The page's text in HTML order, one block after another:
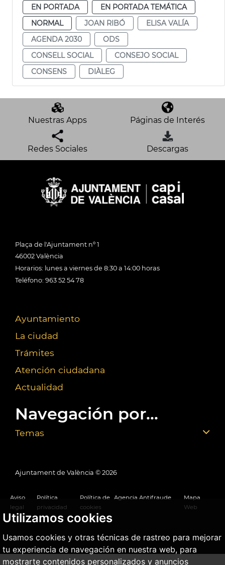
Utilizamos cookies
Usamos cookies y otras técnicas de rastreo para mejorar
tu experiencia de navegación en nuestra web, para
mostrarte contenidos personalizados y anuncios
EN PORTADA
EN PORTADA TEMÁTICA
NORMAL
JOAN RIBÓ
ELISA VALÍA
AGENDA 2030
ODS
CONSELL SOCIAL
CONSEJO SOCIAL
CONSENS
DIÀLEG
Nuestras Apps Páginas de Interés
Redes Sociales Descargas
Plaça de l'Ajuntament nº 1
46002 València
Horarios: lunes a viernes de 8:30 a 14:00 horas
Teléfono: 963 52 54 78
Ayuntamiento
La ciudad
Trámites
Atención ciudadana
Actualidad
Navegación por...
Temas
Ajuntament de València © 2026
Aviso
legal
Política
privacidad
Política de
cookies
Agencia Antifraude
Mapa
Web